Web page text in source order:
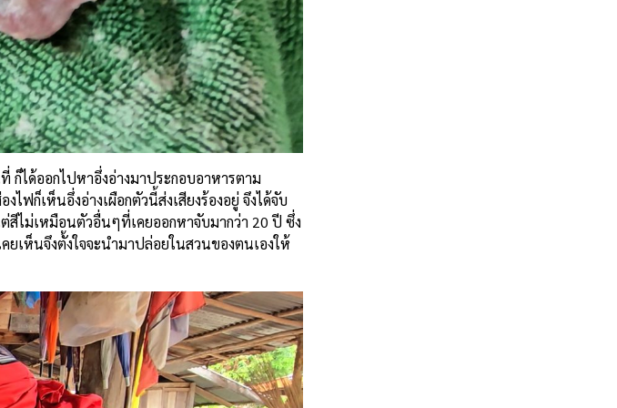
ก็ได้ออกไปหาอึ่งอ่างมาประกอบอาหารตาม
ฟก็เห็นอึ่งอ่างเผือกตัวนี้ส่งเสียงร้องอยู่ จึงได้จับ
สีไม่เหมือนตัวอื่นๆที่เคยออกหาจับมากว่า 20 ปี ซึ่ง
ยเห็นจึงตั้งใจจะนำมาปล่อยในสวนของตนเองให้